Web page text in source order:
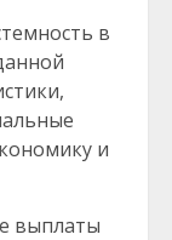
в
и
выплаты